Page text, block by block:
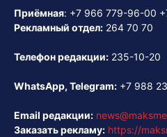
Приёмная: +7 966 779-96-00
Рекламный отдел: 264 70 70
Телефон редакции: 235-10-20
WhatsApp, Telegram: +7 988
Email редакции:
Заказать рекламу: https://